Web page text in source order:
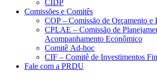
CIDP
Comissões e Comitês
COP – Comissão de Orçamento e
CPLAE – Comissão de
Acompanhamento Econômico
Comitê Ad-hoc
CIF – Comitê de Investimentos
Fale com a PRDU